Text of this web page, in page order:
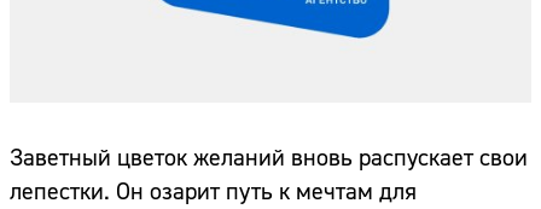
Заветный цветок желаний вновь распускает свои
лепестки. Он озарит путь к мечтам для